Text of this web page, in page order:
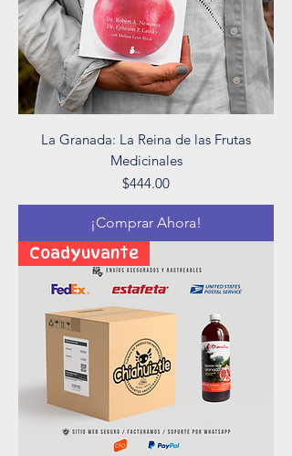
La Granada: La Reina de las Frutas
Medicinales
Precio
$444.00
¡Comprar Ahora!
Coadyuvante